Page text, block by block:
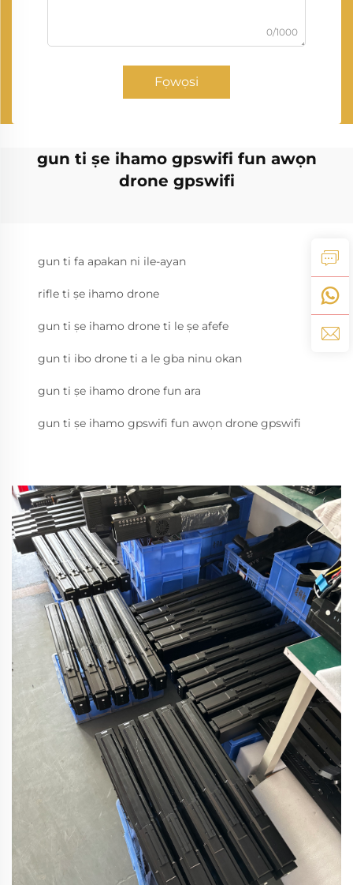
0/1000
Fọwọsi
gun ti ṣe ihamo gpswifi fun awọn
drone gpswifi
gun ti fa apakan ni ile-ayan
rifle ti ṣe ihamo drone
gun ti ṣe ihamo drone ti le ṣe afefe
gun ti ibo drone ti a le gba ninu okan
gun ti ṣe ihamo drone fun ara
gun ti ṣe ihamo gpswifi fun awọn drone gpswifi